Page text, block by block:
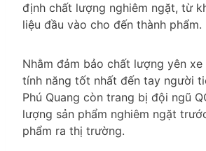
định chất lượng nghiêm ngặt, từ
liệu đầu vào cho đến thành phẩm.
Nhằm đảm bảo chất lượng yên
tính năng tốt nhất đến tay người
Phú Quang còn trang bị đội ngũ
lượng sản phẩm nghiêm ngặt
phẩm ra thị trường.